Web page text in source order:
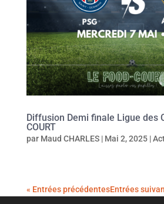
Diffusion Demi finale Ligue des
COURT
par Maud CHARLES| Mai 2, 2025|
« Entrées précédentesEntrées